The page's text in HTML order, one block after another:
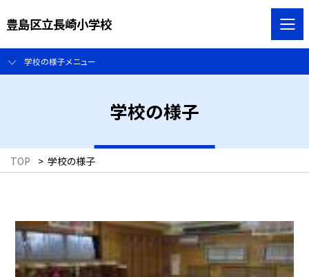
豊島区立長崎小学校
学校の様子メニュー
学校の様子
TOP > 学校の様子